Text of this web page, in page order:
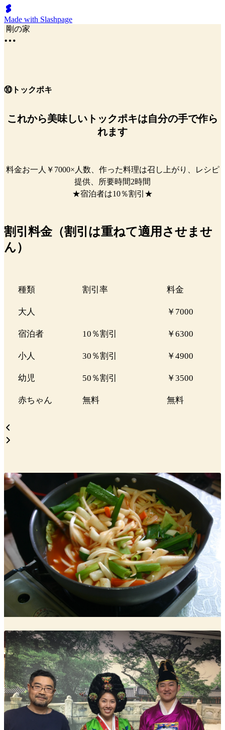
Made with Slashpage
剛の家
⑩トックポキ
これから美味しいトックポキは自分の手で作ら
れます
料金お一人￥7000×人数、作った料理は召し上がり、レシピ
提供、所要時間2時間
★宿泊者は10％割引★
割引料金（割引は重ねて適用させませ
ん）
種類 割引率 料金
大人 ￥7000
宿泊者 10％割引 ￥6300
小人 30％割引 ￥4900
幼児 50％割引 ￥3500
赤ちゃん 無料 無料